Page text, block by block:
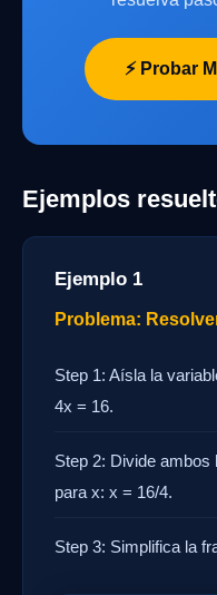
⚡ Probar
Ejemplos
Ejemplo 1
Problema:
Step 1: Aísla la
4x = 16.
Step 2: Divide ambos
para x: x = 16/4.
Step 3: Simplifica la